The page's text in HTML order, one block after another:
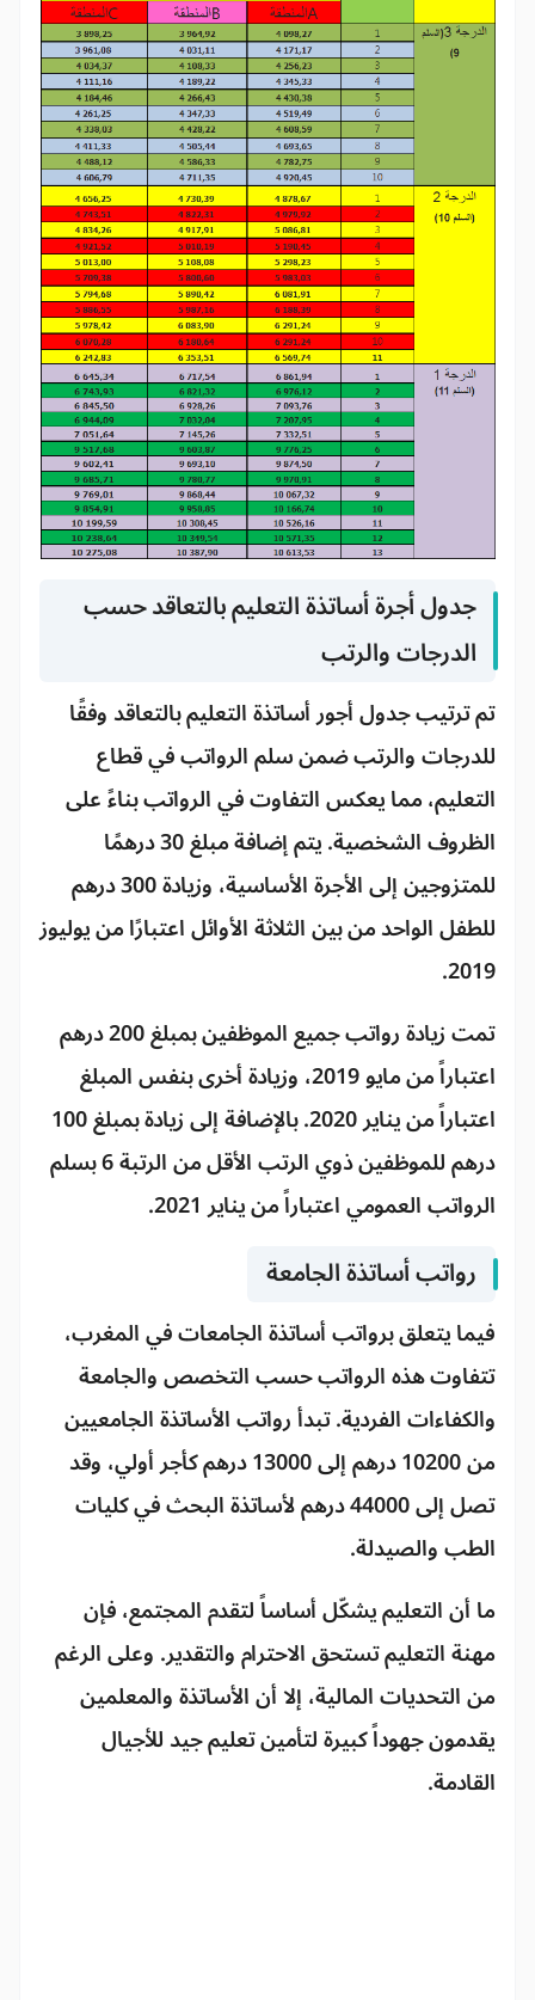
جدول أجرة أساتذة التعليم بالتعاقد حسب
الدرجات والرتب
تم ترتيب جدول أجور أساتذة التعليم بالتعاقد وفقًا
للدرجات والرتب ضمن سلم الرواتب في قطاع
التعليم، مما يعكس التفاوت في الرواتب بناءً على
الظروف الشخصية. يتم إضافة مبلغ 30 درهمًا
للمتزوجين إلى الأجرة الأساسية، وزيادة 300 درهم
للطفل الواحد من بين الثلاثة الأوائل اعتبارًا من يوليوز
2019.
تمت زيادة رواتب جميع الموظفين بمبلغ 200 درهم
اعتباراً من مايو 2019، وزيادة أخرى بنفس المبلغ
اعتباراً من يناير 2020. بالإضافة إلى زيادة بمبلغ 100
درهم للموظفين ذوي الرتب الأقل من الرتبة 6 بسلم
الرواتب العمومي اعتباراً من يناير 2021.
رواتب أساتذة الجامعة
فيما يتعلق برواتب أساتذة الجامعات في المغرب،
تتفاوت هذه الرواتب حسب التخصص والجامعة
والكفاءات الفردية. تبدأ رواتب الأساتذة الجامعيين
من 10200 درهم إلى 13000 درهم كأجر أولي، وقد
تصل إلى 44000 درهم لأساتذة البحث في كليات
الطب والصيدلة.
ما أن التعليم يشكّل أساساً لتقدم المجتمع، فإن
مهنة التعليم تستحق الاحترام والتقدير. وعلى الرغم
من التحديات المالية، إلا أن الأساتذة والمعلمين
يقدمون جهوداً كبيرة لتأمين تعليم جيد للأجيال
القادمة.